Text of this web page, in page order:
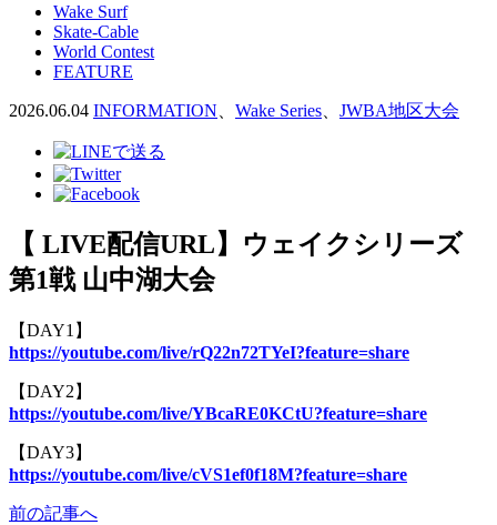
Wake Surf
Skate-Cable
World Contest
FEATURE
2026.06.04 INFORMATION Wake Series JWBA地区大会
【 LIVE配信URL】ウェイクシリーズ
第1戦 山中湖大会
【DAY1】
https://youtube.com/live/rQ22n72TYeI?feature=share
【DAY2】
https://youtube.com/live/YBcaRE0KCtU?feature=share
【DAY3】
https://youtube.com/live/cVS1ef0f18M?feature=share
前の記事へ